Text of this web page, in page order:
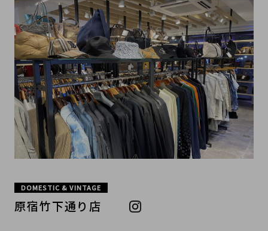
DOMESTIC & VINTAGE
原宿竹下通り店